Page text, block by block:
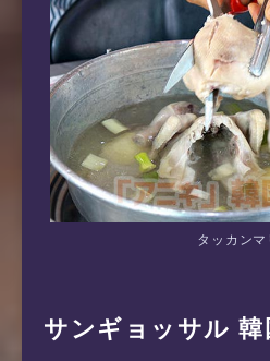
タッカンマ
サンギョッサル 韓